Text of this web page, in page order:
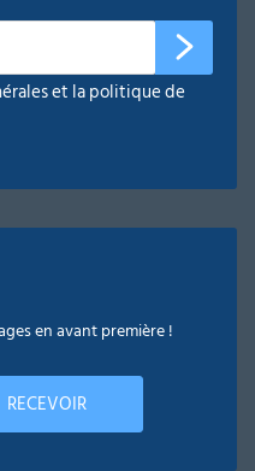
et la politique de
en avant première !
RECEVOIR